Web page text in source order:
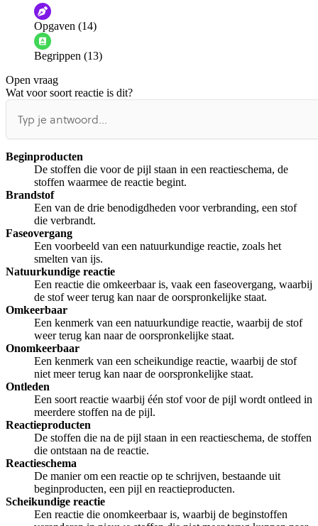
De audio is slecht
Informatie is onjuist
De docent is te langdradig
De uitleg gaat te langzaam
Opgaven (14)
Begrippen (13)
Open vraag
Wat voor soort reactie is dit?
Beginproducten
De stoffen die voor de pijl staan in een reactieschema, de
stoffen waarmee de reactie begint.
Brandstof
Een van de drie benodigdheden voor verbranding, een stof
die verbrandt.
Faseovergang
Een voorbeeld van een natuurkundige reactie, zoals het
smelten van ijs.
Natuurkundige reactie
Een reactie die omkeerbaar is, vaak een faseovergang, waarbij
de stof weer terug kan naar de oorspronkelijke staat.
Omkeerbaar
Een kenmerk van een natuurkundige reactie, waarbij de stof
weer terug kan naar de oorspronkelijke staat.
Onomkeerbaar
Een kenmerk van een scheikundige reactie, waarbij de stof
niet meer terug kan naar de oorspronkelijke staat.
Ontleden
Een soort reactie waarbij één stof voor de pijl wordt ontleed in
meerdere stoffen na de pijl.
Reactieproducten
De stoffen die na de pijl staan in een reactieschema, de stoffen
die ontstaan na de reactie.
Reactieschema
De manier om een reactie op te schrijven, bestaande uit
beginproducten, een pijl en reactieproducten.
Scheikundige reactie
Een reactie die onomkeerbaar is, waarbij de beginstoffen